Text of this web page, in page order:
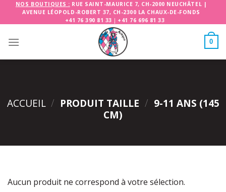
NOS BOUTIQUES : RUE SAINT-MAURICE 7, CH-2000 NEUCHÂTEL |
AVENUE LÉOPOLD-ROBERT 37, CH-2300 LA CHAUX-DE-FONDS
+41 76 390 81 33 | +41 76 696 81 33
0
ACCUEIL / PRODUIT TAILLE / 9-11 ANS (145
CM)
Aucun produit ne correspond à votre sélection.